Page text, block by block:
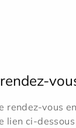
rendez-vous
lien ci-